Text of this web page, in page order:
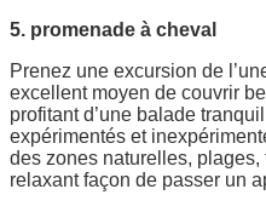
5. promenade à cheval
Prenez une excursion de
excellent moyen de couvrir
profitant d’une balade
expérimentés et
des zones naturelles,
relaxant façon de passer un